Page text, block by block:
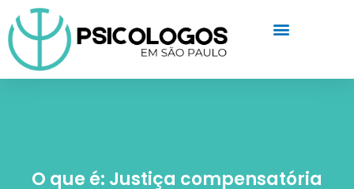
O que é: Justiça compensatória